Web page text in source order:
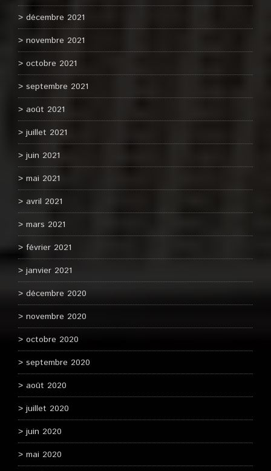
décembre 2021
novembre 2021
octobre 2021
septembre 2021
août 2021
juillet 2021
juin 2021
mai 2021
avril 2021
mars 2021
février 2021
janvier 2021
décembre 2020
novembre 2020
octobre 2020
septembre 2020
août 2020
juillet 2020
juin 2020
mai 2020